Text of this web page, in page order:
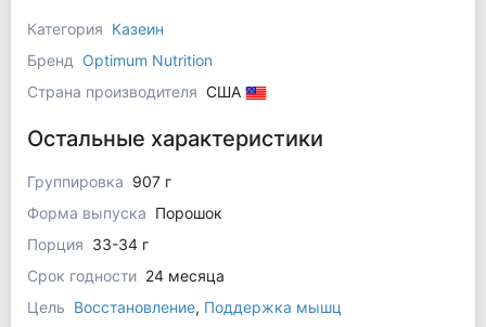
Категория Казеин
Бренд
Optimum Nutrition
Страна производителя США
Остальные характеристики
Группировка 907 г
Форма выпуска Порошок
Порция 33-34 г
Срок годности 24 месяца
Цель Восстановление, Поддержка мышц